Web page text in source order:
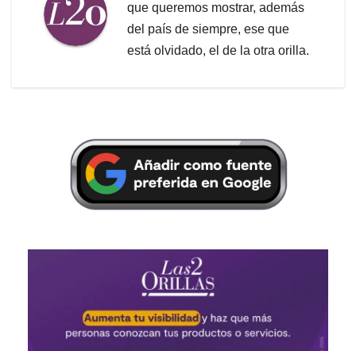
que queremos mostrar, además
del país de siempre, ese que
está olvidado, el de la otra orilla.